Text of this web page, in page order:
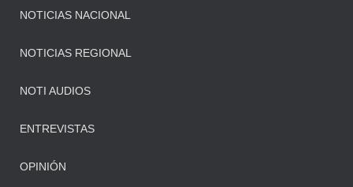
NOTICIAS NACIONAL
NOTICIAS REGIONAL
NOTI AUDIOS
ENTREVISTAS
OPINIÓN